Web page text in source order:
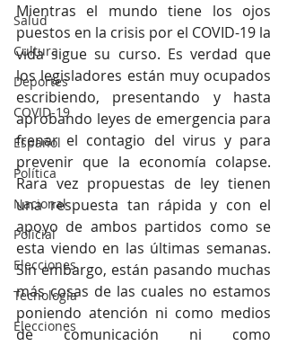
Salud
Cultura
Deportes
COVID-19
Español
Política
Nacional
Policial
Elecciones
Tecnología
Elecciones
Mientras el mundo tiene los ojos
puestos en la crisis por el COVID-19 la
vida sigue su curso. Es verdad que
los legisladores están muy ocupados
escribiendo, presentando y hasta
aprobando leyes de emergencia para
frenar el contagio del virus y para
prevenir que la economía colapse.
Rara vez propuestas de ley tienen
una respuesta tan rápida y con el
apoyo de ambos partidos como se
esta viendo en las últimas semanas.
Sin embargo, están pasando muchas
más cosas de las cuales no estamos
poniendo atención ni como medios
de comunicación ni como